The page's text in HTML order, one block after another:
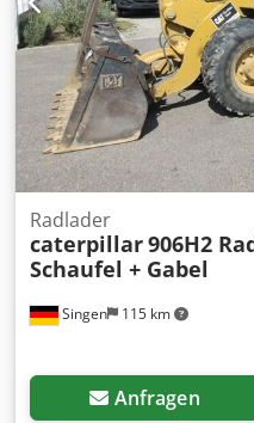
Singen 115 km
Radlader
caterpillar906H2
Schaufel + Gabel
Anfragen